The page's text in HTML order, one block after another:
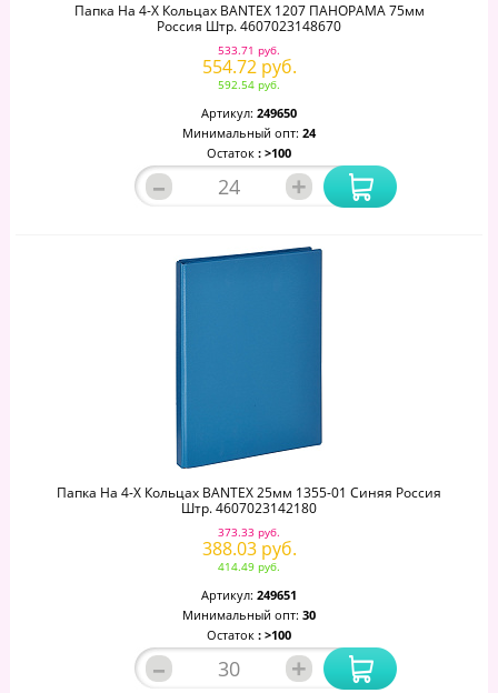
Папка На 4-Х Кольцах BANTEX 1207 ПАНОРАМА 75мм
Россия Штр. 4607023148670
533.71 руб.
554.72 руб.
592.54 руб.
Артикул: 249650
Минимальный опт: 24
Остаток : >100
– +
Папка На 4-Х Кольцах BANTEX 25мм 1355-01 Синяя Россия
Штр. 4607023142180
373.33 руб.
388.03 руб.
414.49 руб.
Артикул: 249651
Минимальный опт: 30
Остаток : >100
– +